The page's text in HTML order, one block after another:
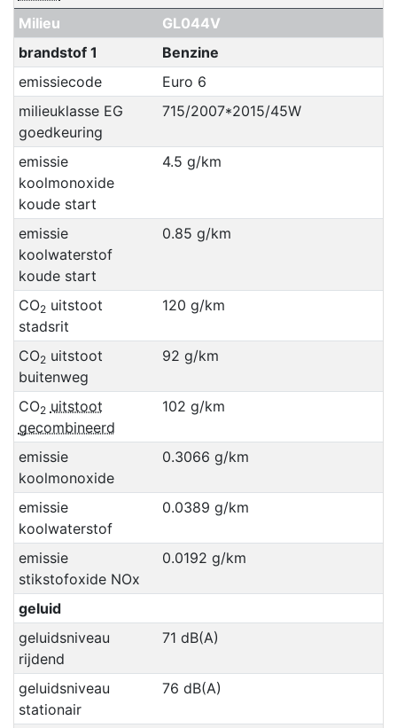
Milieu
GL044V
brandstof 1
Benzine
emissiecode
Euro 6
milieuklasse EG
goedkeuring
715/2007*2015/45W
emissie
koolmonoxide
koude start
4.5 g/km
emissie
koolwaterstof
koude start
0.85 g/km
CO2uitstoot
stadsrit
120 g/km
CO2uitstoot
buitenweg
92 g/km
CO2 uitstoot
gecombineerd
102 g/km
emissie
koolmonoxide
0.3066 g/km
emissie
koolwaterstof
0.0389 g/km
emissie
stikstofoxide NOx
0.0192 g/km
geluid
geluidsniveau
rijdend
71 dB(A)
geluidsniveau
stationair
76 dB(A)